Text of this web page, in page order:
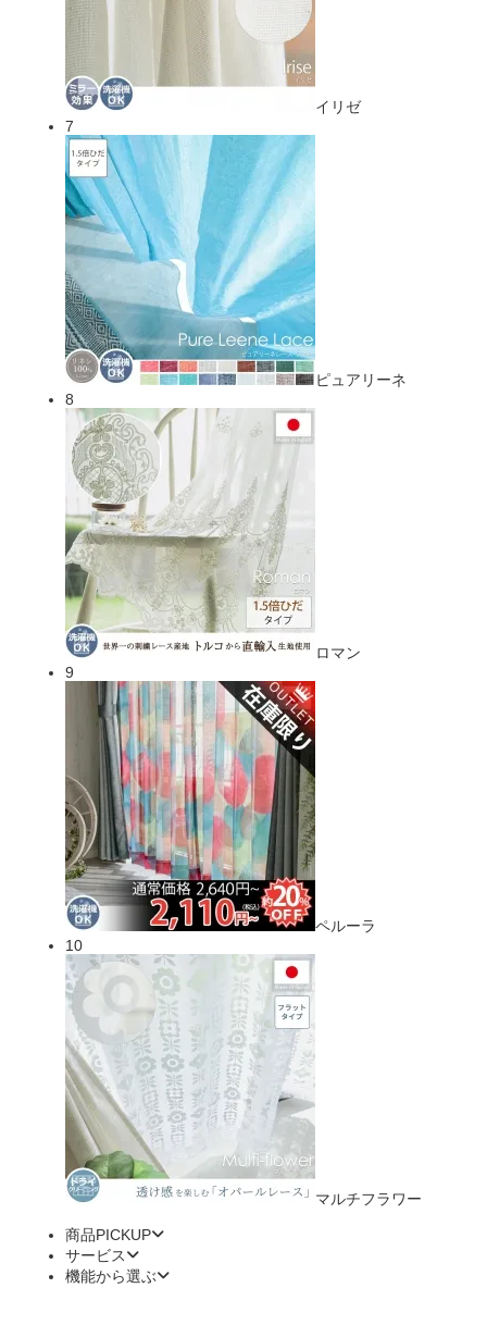
イリゼ
7
ピュアリーネ
8
ロマン
9
ペルーラ
10
マルチフラワー
商品PICKUP
サービス
機能から選ぶ